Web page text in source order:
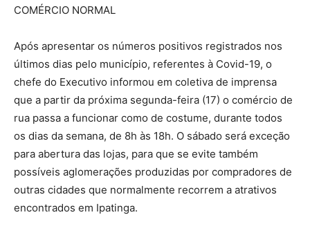
COMÉRCIO NORMAL
Após apresentar os números positivos registrados nos
últimos dias pelo município, referentes à Covid-19, o
chefe do Executivo informou em coletiva de imprensa
que a partir da próxima segunda-feira (17) o comércio de
rua passa a funcionar como de costume, durante todos
os dias da semana, de 8h às 18h. O sábado será exceção
para abertura das lojas, para que se evite também
possíveis aglomerações produzidas por compradores de
outras cidades que normalmente recorrem a atrativos
encontrados em Ipatinga.